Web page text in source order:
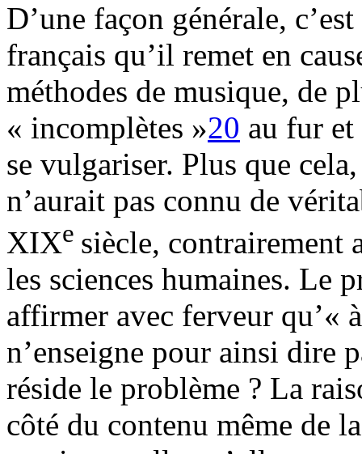
D’une façon générale,
français qu’il remet en
méthodes de musique, de
« incomplètes »20 au fur et
se vulgariser. Plus que
n’aurait pas connu de
XIXe siècle, contrairement
les sciences humaines. Le
affirmer avec ferveur qu’«
n’enseigne pour ainsi dire
réside le problème ? La
côté du contenu même de